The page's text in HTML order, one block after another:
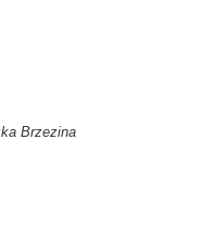
Brzezina